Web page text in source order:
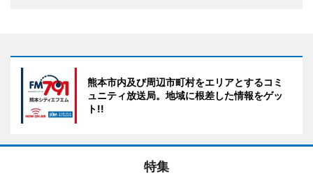
熊本市内及び周辺市町村をエリアとするコミ
ュニティ放送局。地域に根差した情報をゲッ
ト!!
特集